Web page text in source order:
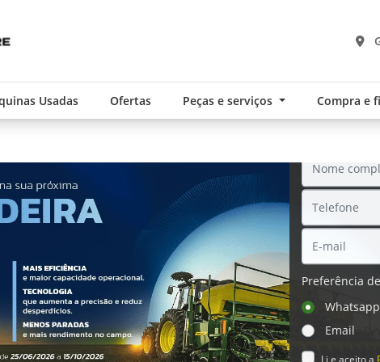
Usadas Ofertas Peças e serviços Compra e
Preferência
Whatsapp
Email